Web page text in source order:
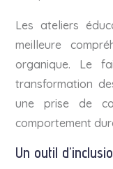
Les ateliers
meilleure
organique. Le
transformation
une prise de
comportement
Un outil